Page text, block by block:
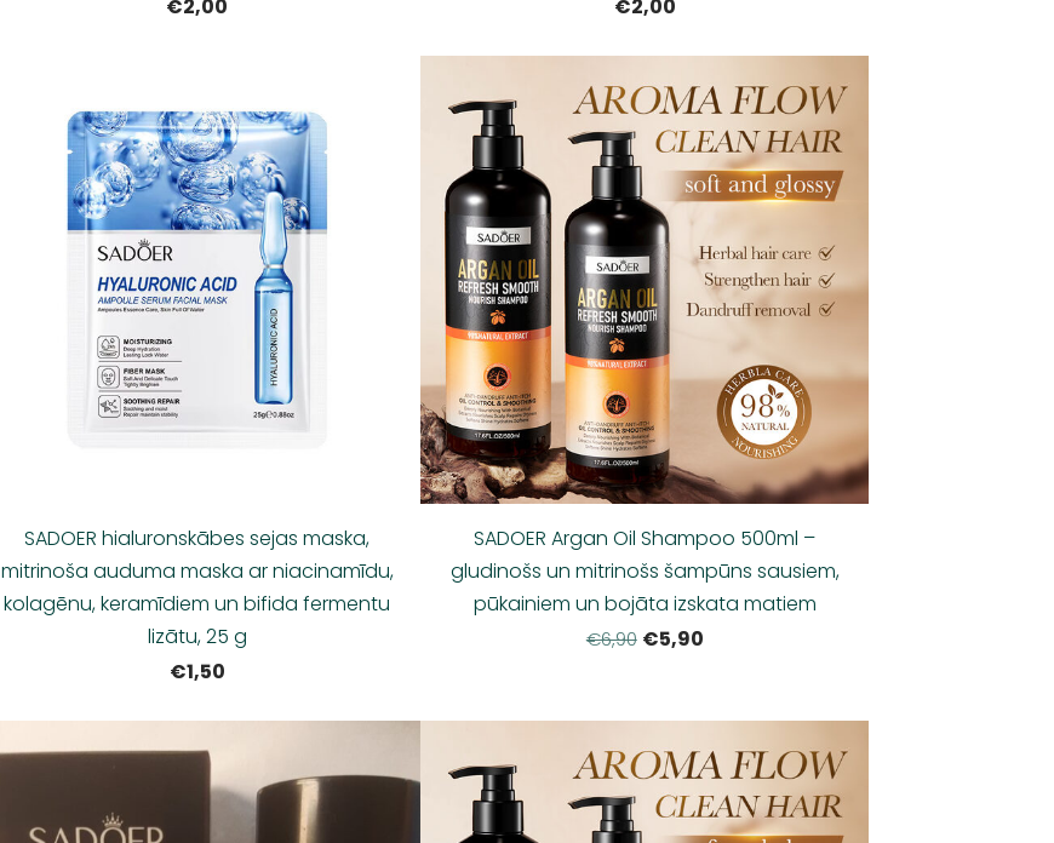
€2,00
€2,00
SADOER hialuronskābes sejas maska,
mitrinoša auduma maska ar niacinamīdu,
kolagēnu, keramīdiem un bifida fermentu
lizātu, 25 g
€1,50
SADOER Argan Oil Shampoo 500ml –
gludinošs un mitrinošs šampūns sausiem,
pūkainiem un bojāta izskata matiem
€6,90 €5,90